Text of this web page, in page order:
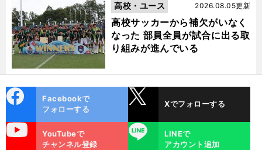
高校サッカーから補欠がいなく
なった 部員全員が試合に出る取
り組みが進んでいる
2026.08.05更新
高校・ユース
ok
Facebookで
フォローする
Xでフォローする
YouTubeで
チャンネル登録
LINE
LINEで
アカウント追加